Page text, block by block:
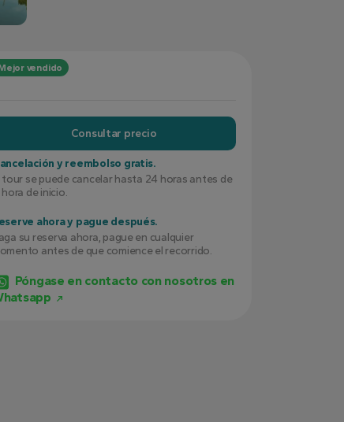
vendido
Consultar precio
y reembolso gratis.
tour se puede cancelar hasta 24 horas antes de
hora de inicio.
ahora y pague después.
su reserva ahora, pague en cualquier
antes de que comience el recorrido.
Póngase en contacto con nosotros en